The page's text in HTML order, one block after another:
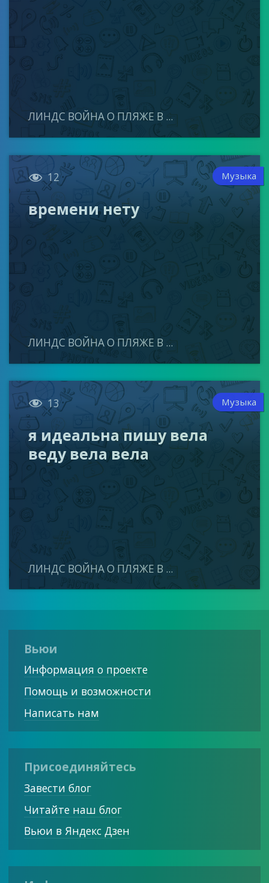
ЛИНДС ВОЙНА О ПЛЯЖЕ В ...
 12 Музыка
времени нету
ЛИНДС ВОЙНА О ПЛЯЖЕ В ...
 13 Музыка
я идеальна пишу вела
веду вела вела
ЛИНДС ВОЙНА О ПЛЯЖЕ В ...
Вьюи
Информация о проекте
Помощь и возможности
Написать нам
Присоединяйтесь
Завести блог
Читайте наш блог
Вьюи в Яндекс Дзен